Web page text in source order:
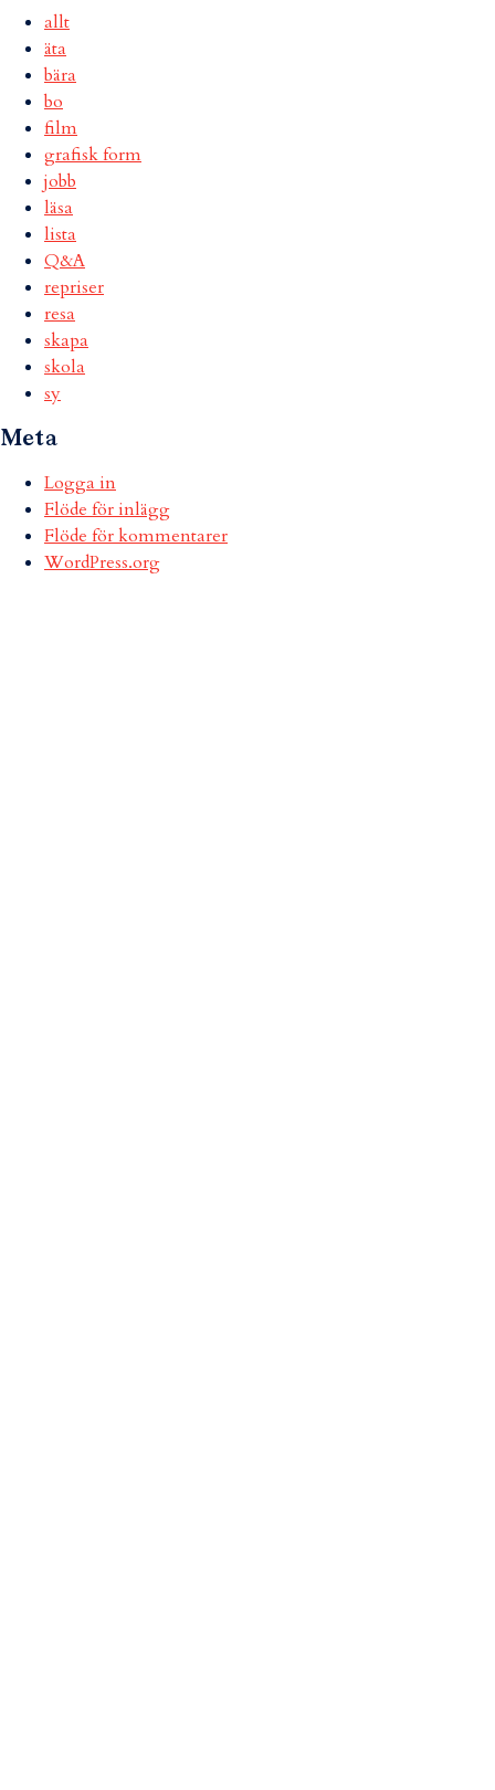
allt
äta
bära
bo
film
grafisk form
jobb
läsa
lista
Q&A
repriser
resa
skapa
skola
sy
Meta
Logga in
Flöde för inlägg
Flöde för kommentarer
WordPress.org